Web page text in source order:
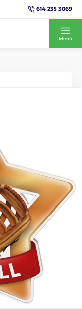
614 235 3069
Menú